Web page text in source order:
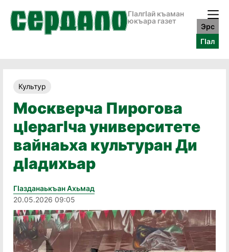
ГӀалгӀай къаман
юкъара газет
Эрс
ГӀал
Культур
Москверча Пирогова
цӏерагӏча университете
вайнаьха культуран Ди
дӏадихьар
Гӏазданаькъан Ахьмад
20.05.2026 09:05